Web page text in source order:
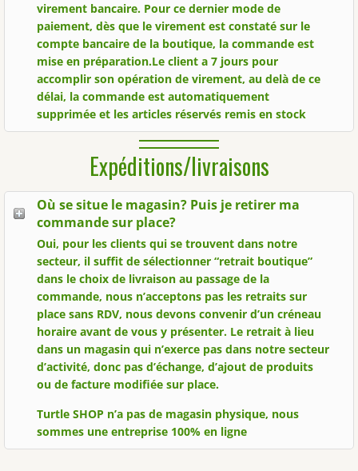
virement bancaire. Pour ce dernier mode de
paiement, dès que le virement est constaté sur le
compte bancaire de la boutique, la commande est
mise en préparation.Le client a 7 jours pour
accomplir son opération de virement, au delà de ce
délai, la commande est automatiquement
supprimée et les articles réservés remis en stock
Expéditions/livraisons
Où se situe le magasin? Puis je retirer ma
commande sur place?
Oui, pour les clients qui se trouvent dans notre
secteur, il suffit de sélectionner “retrait boutique”
dans le choix de livraison au passage de la
commande, nous n’acceptons pas les retraits sur
place sans RDV, nous devons convenir d’un créneau
horaire avant de vous y présenter. Le retrait à lieu
dans un magasin qui n’exerce pas dans notre secteur
d’activité, donc pas d’échange, d’ajout de produits
ou de facture modifiée sur place.
Turtle SHOP n’a pas de magasin physique, nous
sommes une entreprise 100% en ligne